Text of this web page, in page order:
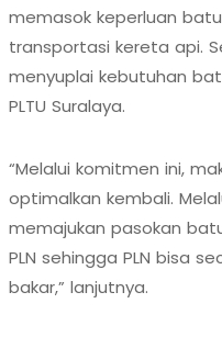
memasok keperluan
transportasi kereta api.
menyuplai kebutuhan
PLTU Suralaya.
“Melalui komitmen ini,
optimalkan kembali.
memajukan pasokan
PLN sehingga PLN bisa
bakar,” lanjutnya.